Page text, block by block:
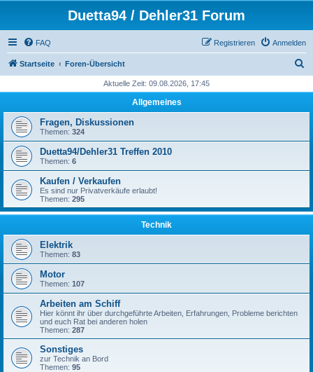
Duetta94 / Dehler31 Forum
FAQ Anmelden
Registrieren
Startseite Foren-Übersicht
h
Aktuelle Zeit: 09.08.2026, 17:45
Allgemeines
Fragen, Diskussionen
Themen: 324
Duetta94/Dehler31 Treffen 2010
Themen: 6
Kaufen / Verkaufen
Es sind nur Privatverkäufe erlaubt!
Themen: 295
Technik
Elektrik
Themen: 83
Motor
Themen: 107
Arbeiten am Schiff
Hier könnt ihr über durchgeführte Arbeiten, Erfahrungen, Probleme berichten
und euch Rat bei anderen holen
Themen: 287
Sonstiges
zur Technik an Bord
Themen: 95